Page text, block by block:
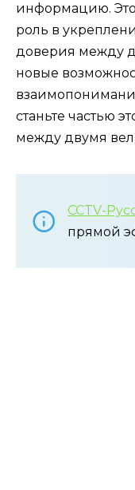
информацию.
роль в
доверия между
новые
станьте частью
между двумя
CCTV-
прямой